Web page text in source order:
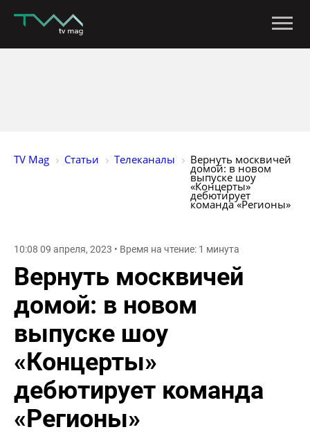
TV Mag Статьи Телеканалы Вернуть москвичей
домой: в новом
выпуске шоу
«Концерты»
дебютирует
команда «Регионы»
10:08 09 апреля, 2023 • Время на чтение: 1 минута
Вернуть москвичей
домой: в новом
выпуске шоу
«Концерты»
дебютирует команда
«Регионы»